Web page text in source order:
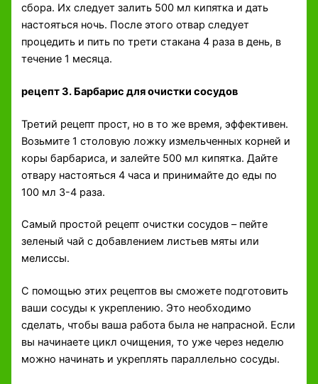
сбора. Их следует залить 500 мл кипятка и дать
настояться ночь. После этого отвар следует
процедить и пить по трети стакана 4 раза в день, в
течение 1 месяца.
рецепт 3. Барбарис для очистки сосудов
Третий рецепт прост, но в то же время, эффективен.
Возьмите 1 столовую ложку измельченных корней и
коры барбариса, и залейте 500 мл кипятка. Дайте
отвару настояться 4 часа и принимайте до еды по
100 мл 3-4 раза.
Самый простой рецепт очистки сосудов – пейте
зеленый чай с добавлением листьев мяты или
мелиссы.
С помощью этих рецептов вы сможете подготовить
ваши сосуды к укреплению. Это необходимо
сделать, чтобы ваша работа была не напрасной. Если
вы начинаете цикл очищения, то уже через неделю
можно начинать и укреплять параллельно сосуды.